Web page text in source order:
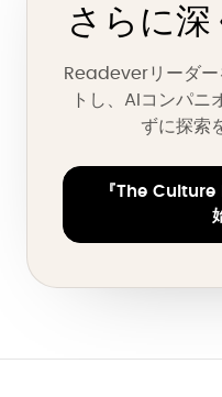
さらに深
Readeverリーダー
トし、AIコンパニ
ずに探索
『The Culture